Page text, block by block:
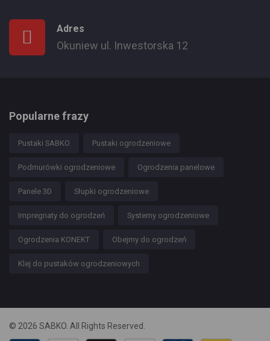
Adres
Okuniew ul. Inwestorska 12
Popularne frazy
Pustaki SABKO Pustaki ogrodzeniowe
Podmurówki ogrodzeniowe Ogrodzenia panelowe
Panele 3D Słupki ogrodzeniowe
Impregnaty do ogrodzeń Systemy ogrodzeniowe
Ogrodzenia KONEKT Obejmy do ogrodzeń
Klej do pustaków ogrodzeniowych
© 2026 SABKO. All Rights Reserved.